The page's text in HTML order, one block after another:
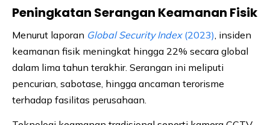
Peningkatan Serangan Keamanan Fisik
Menurut laporan Global Security Index(2023), insiden
keamanan fisik meningkat hingga 22% secara global
dalam lima tahun terakhir. Serangan ini meliputi
pencurian, sabotase, hingga ancaman terorisme
terhadap fasilitas perusahaan.